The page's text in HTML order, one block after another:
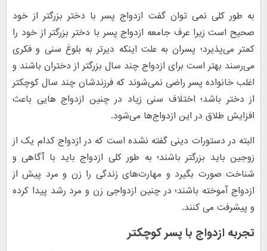
به طور کلی نمی توان گفت ازدواج پسر با دختر بزرگتر از خود
صحیح است زیرا عرف جامعه ازدواج پسر با دختر بزرگتر از خود را
کمتر می‌پذیرد؛ پسران به علت اینکه دیرتر به بلوغ سنی و فکری
می‌رسند بهتر است برای ازدواج چند سال بزرگتر از دختران باشند و
اغلب خانواده پسر راضی نمی‌شوند که فرزندشان چند سال کوچکتر
از دختر باشد؛ اختلاف سنی زیاد در چنین ازدواج هایی باعث
افزایش طلاق در این ازدواج‌ها می‌شود.
البته در دستورات دینی گفته نشده است که در ازدواج کدام یک از
زوجین باید بزرگتر باشند؛ به طور کلی ازدواج باید با آگاهی و
شناخت صورت بگیرد و مهارت‌های زندگی را زن و مرد پیش از
ازدواج آموخته باشند؛ در چنین ازدواجی زن و مرد رشد پیدا کرده
و پیشرفت می کنند.
تجربه ازدواج با پسر کوچکتر